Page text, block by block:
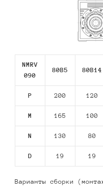
NMRV
090
80В5 80В14
P 200 120
M 165 100
N 130 80
D 19 19
Варианты сборки